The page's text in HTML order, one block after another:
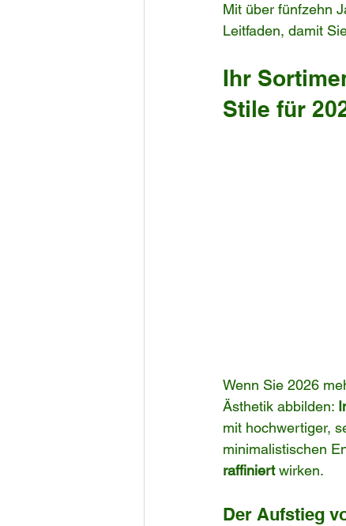
Mit über fünfzehn
Leitfaden, damit
Ihr
Stile für
Wenn Sie 2026
Ästhetik abbilden:
mit hochwertiger,
minimalistischen
raffiniert wirken.
Der Aufstieg